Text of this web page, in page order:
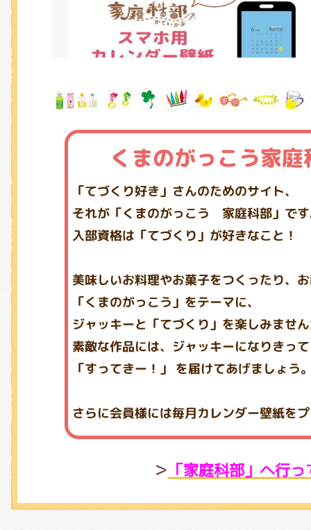
＞ 「家庭科部」へ行